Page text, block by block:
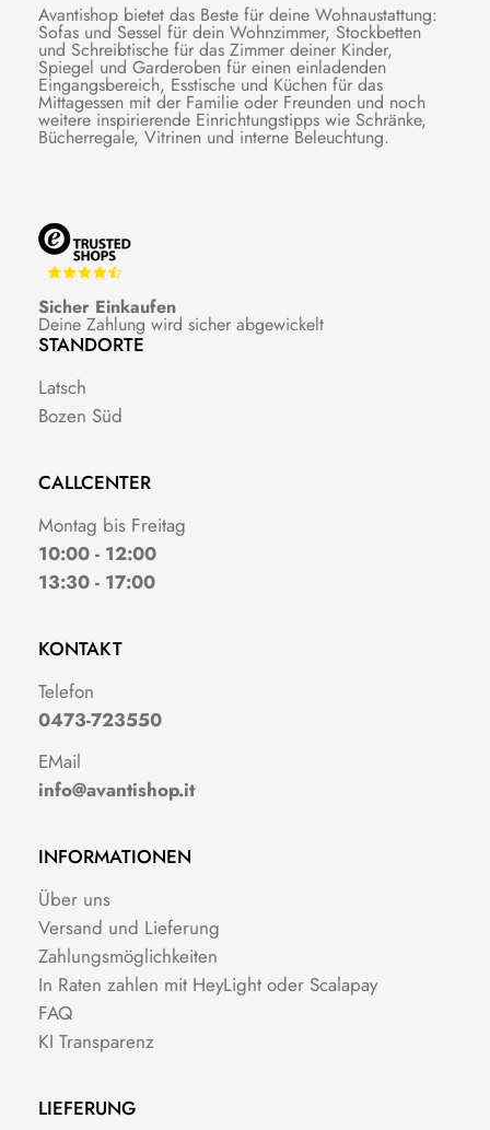
Avantishop bietet das Beste für deine Wohnaustattung:
Sofas und Sessel für dein Wohnzimmer, Stockbetten
und Schreibtische für das Zimmer deiner Kinder,
Spiegel und Garderoben für einen einladenden
Eingangsbereich, Esstische und Küchen für das
Mittagessen mit der Familie oder Freunden und noch
weitere inspirierende Einrichtungstipps wie Schränke,
Bücherregale, Vitrinen und interne Beleuchtung.
Sicher Einkaufen
Deine Zahlung wird sicher abgewickelt
STANDORTE
Latsch
Bozen Süd
CALLCENTER
Montag bis Freitag
10:00 - 12:00
13:30 - 17:00
KONTAKT
Telefon
0473-723550
EMail
info@avantishop.it
INFORMATIONEN
Über uns
Versand und Lieferung
Zahlungsmöglichkeiten
In Raten zahlen mit HeyLight oder Scalapay
FAQ
KI Transparenz
LIEFERUNG